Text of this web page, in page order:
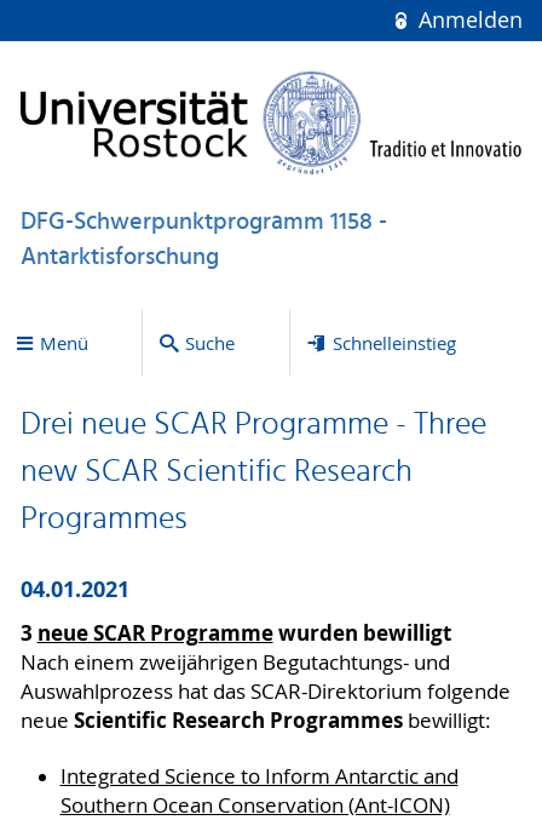
Anmelden
DFG-Schwerpunktprogramm 1158 -
Antarktisforschung
Menü Suche Schnelleinstieg
Drei neue SCAR Programme - Three
new SCAR Scientific Research
Programmes
04.01.2021
3 neue SCAR Programmewurden bewilligt
Nach einem zweijährigen Begutachtungs- und
Auswahlprozess hat das SCAR-Direktorium folgende
neue Scientific Research Programmesbewilligt:
Integrated Science to Inform Antarctic and
Southern Ocean Conservation (Ant-ICON)